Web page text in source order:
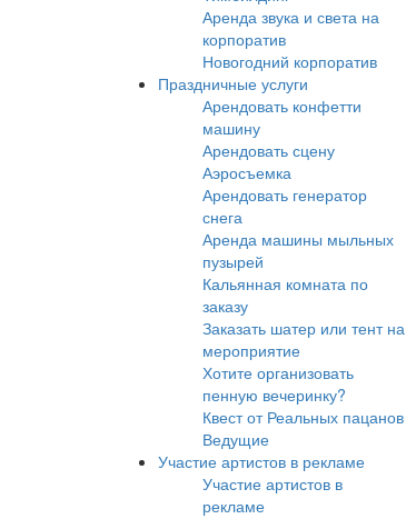
Аренда звука и света на
корпоратив
Новогодний корпоратив
Праздничные услуги
Арендовать конфетти
машину
Арендовать сцену
Аэросъемка
Арендовать генератор
снега
Аренда машины мыльных
пузырей
Кальянная комната по
заказу
Заказать шатер или тент на
мероприятие
Хотите организовать
пенную вечеринку?
Квест от Реальных пацанов
Ведущие
Участие артистов в рекламе
Участие артистов в
рекламе